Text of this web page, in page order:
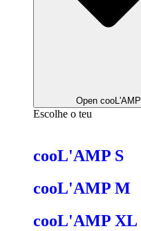
Open cooL'AMP
Escolhe o teu
cooL'AMP S
cooL'AMP M
cooL'AMP XL